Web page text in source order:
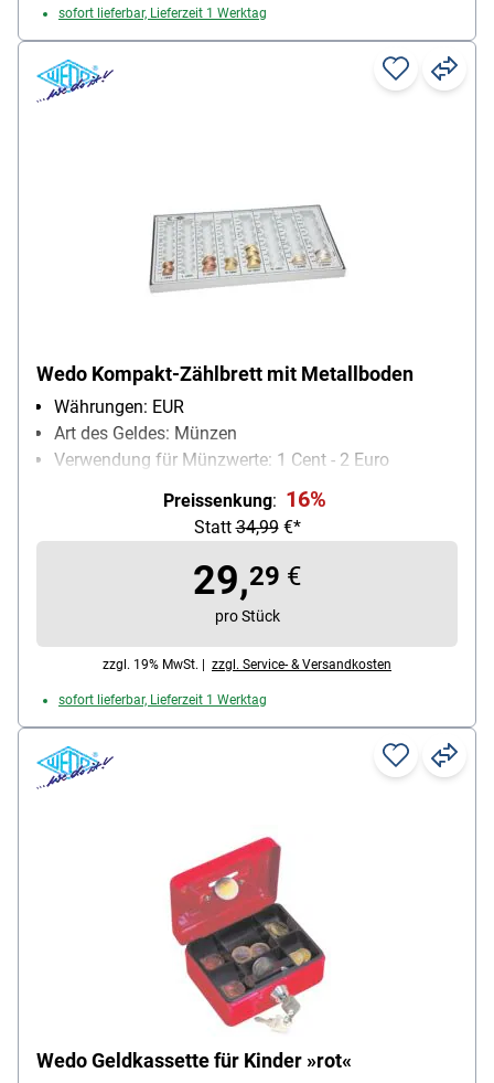
sofort lieferbar, Lieferzeit 1 Werktag
Wedo Kompakt-Zählbrett mit Metallboden
Währungen: EUR
Art des Geldes: Münzen
Verwendung für Münzwerte: 1 Cent - 2 Euro
max. Aufnahmebetrag an Münzgeld: 246.4 €
Besonderheiten: mit Metallboden
Preissenkung: 16%
Statt34,99€*
29,29 €
pro Stück
zzgl. 19% MwSt. | zzgl. Service- & Versandkosten
sofort lieferbar, Lieferzeit 1 Werktag
Wedo Geldkassette für Kinder »rot«